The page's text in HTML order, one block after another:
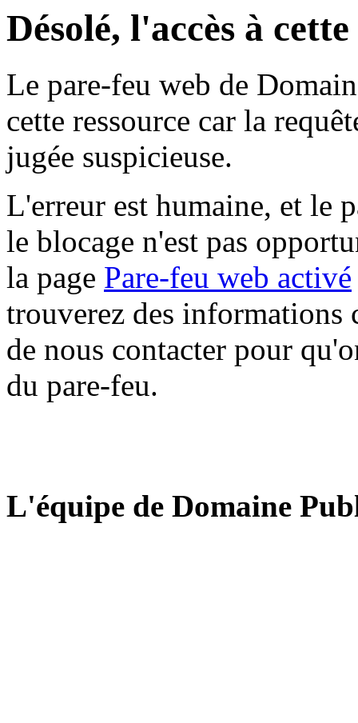
Désolé, l'accès à
Le pare-feu web de
cette ressource car la
jugée suspicieuse.
L'erreur est humaine, et le
le blocage n'est pas
la page Pare-feu web activé
trouverez des informations
de nous contacter pour
du pare-feu.
L'équipe de Domaine